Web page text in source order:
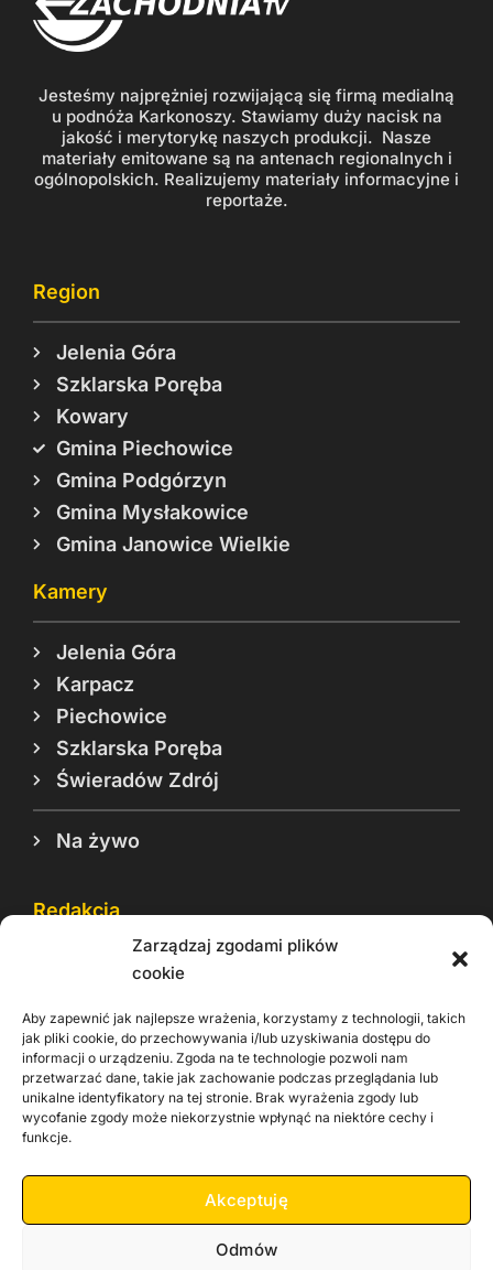
Zarządzaj zgodami plików
cookie
Aby zapewnić jak najlepsze wrażenia, korzystamy z technologii, takich
jak pliki cookie, do przechowywania i/lub uzyskiwania dostępu do
informacji o urządzeniu. Zgoda na te technologie pozwoli nam
przetwarzać dane, takie jak zachowanie podczas przeglądania lub
unikalne identyfikatory na tej stronie. Brak wyrażenia zgody lub
wycofanie zgody może niekorzystnie wpłynąć na niektóre cechy i
funkcje.
Akceptuję
Odmów
Jesteśmy najprężniej rozwijającą się firmą medialną
u podnóża Karkonoszy. Stawiamy duży nacisk na
jakość i merytorykę naszych produkcji. Nasze
materiały emitowane są na antenach regionalnych i
ogólnopolskich. Realizujemy materiały informacyjne i
reportaże.
Region
Jelenia Góra
Szklarska Poręba
Kowary
Gmina Piechowice
Gmina Podgórzyn
Gmina Mysłakowice
Gmina Janowice Wielkie
Kamery
Jelenia Góra
Karpacz
Piechowice
Szklarska Poręba
Świeradów Zdrój
Na żywo
Redakcja
Reklama
Rodo
Kontakt
Informacje dla